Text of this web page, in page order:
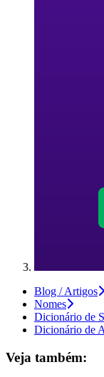
Blog / Artigos
Nomes
Dicionário de
Dicionário de
Veja também: